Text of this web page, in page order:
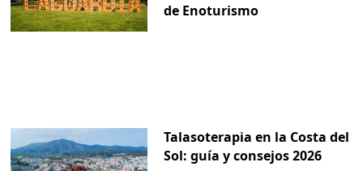
de Enoturismo
Talasoterapia en la Costa del
Sol: guía y consejos 2026